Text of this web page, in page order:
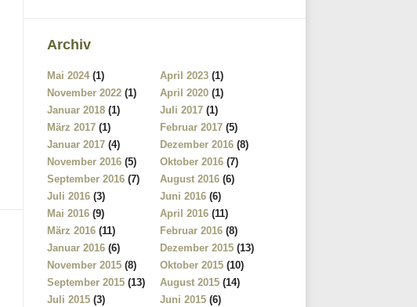
Archiv
Mai 2024 (1) April 2023 (1)
November 2022 (1) April 2020 (1)
Januar 2018 (1) Juli 2017 (1)
März 2017 (1) Februar 2017 (5)
Januar 2017 (4) Dezember 2016 (8)
November 2016 (5) Oktober 2016 (7)
September 2016 (7) August 2016 (6)
Juli 2016 (3) Juni 2016 (6)
Mai 2016 (9) April 2016 (11)
März 2016 (11) Februar 2016 (8)
Januar 2016 (6) Dezember 2015 (13)
November 2015 (8) Oktober 2015 (10)
September 2015 (13) August 2015 (14)
Juli 2015 (3) Juni 2015 (6)